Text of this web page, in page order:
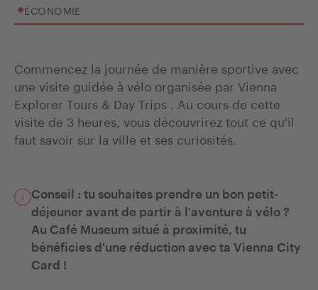
ÉCONOMIE
Commencez la journée de manière sportive avec
une visite guidée à vélo organisée par Vienna
Explorer Tours & Day Trips . Au cours de cette
visite de 3 heures, vous découvrirez tout ce qu'il
faut savoir sur la ville et ses curiosités.
Conseil : tu souhaites prendre un bon petit-
déjeuner avant de partir à l'aventure à vélo ?
Au Café Museum situé à proximité, tu
bénéficies d'une réduction avec ta Vienna City
Card !